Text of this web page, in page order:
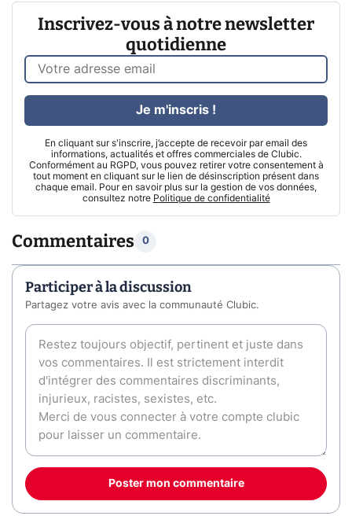
Inscrivez-vous à notre newsletter
quotidienne
En cliquant sur s'inscrire, j’accepte de recevoir par email des
informations, actualités et offres commerciales de Clubic.
Conformément au RGPD, vous pouvez retirer votre consentement à
tout moment en cliquant sur le lien de désinscription présent dans
chaque email. Pour en savoir plus sur la gestion de vos données,
consultez notre Politique de confidentialité
Je m'inscris !
Commentaires 0
Participer à la discussion
Partagez votre avis avec la communauté Clubic.
Poster mon commentaire